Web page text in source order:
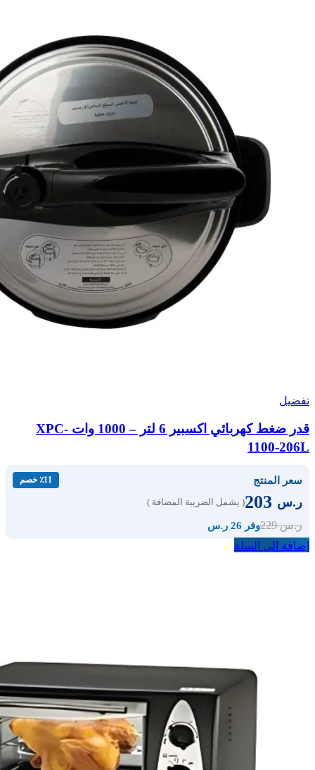
تفضيل
قدر ضغط كهربائي اكسبير 6 لتر – 1000 وات XPC-
1100-206L
سعر المنتج ٪11 خصم
ر.س ( يشمل الضريبة المضافة )
ر.س229 وفر 26 ر.س
إضافة إلى السلة